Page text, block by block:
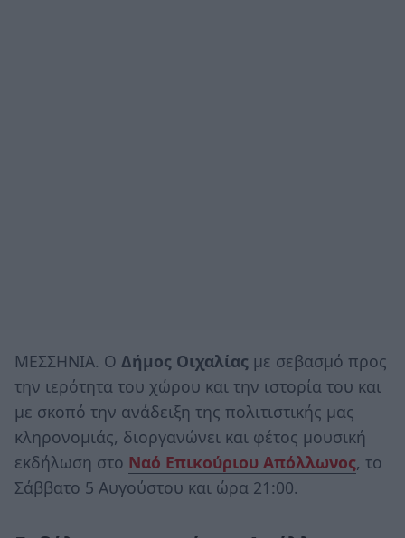
ΜΕΣΣΗΝΙΑ. Ο Δήμος Οιχαλίας με σεβασμό προς
την ιερότητα του χώρου και την ιστορία του και
με σκοπό την ανάδειξη της πολιτιστικής μας
κληρονομιάς, διοργανώνει και φέτος μουσική
εκδήλωση στο Ναό Επικούριου Απόλλωνος, τo
Σάββατο 5 Αυγούστου και ώρα 21:00.